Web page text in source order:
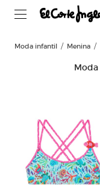
Moda infantil Menina